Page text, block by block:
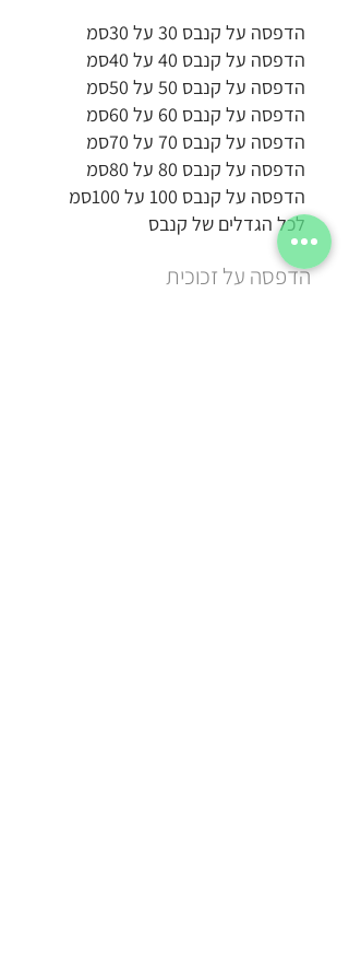
הדפסה על קנבס 30 על 30סמ
הדפסה על קנבס 40 על 40סמ
הדפסה על קנבס 50 על 50סמ
הדפסה על קנבס 60 על 60סמ
הדפסה על קנבס 70 על 70סמ
הדפסה על קנבס 80 על 80סמ
הדפסה על קנבס 100 על 100סמ
לכל הגדלים של קנבס
הדפסה על זכוכית